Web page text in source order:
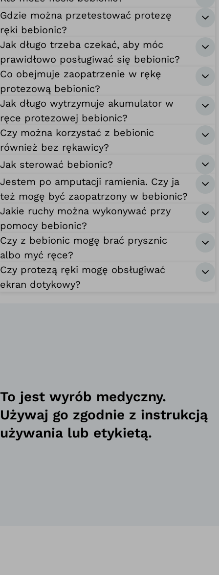
Gdzie można przetestować protezę
ręki bebionic?
Jak długo trzeba czekać, aby móc
prawidłowo posługiwać się bebionic?
Co obejmuje zaopatrzenie w rękę
protezową bebionic?
Jak długo wytrzymuje akumulator w
ręce protezowej bebionic?
Czy można korzystać z bebionic
również bez rękawicy?
Jak sterować bebionic?
Jestem po amputacji ramienia. Czy ja
też mogę być zaopatrzony w bebionic?
Jakie ruchy można wykonywać przy
pomocy bebionic?
Czy z bebionic mogę brać prysznic
albo myć ręce?
Czy protezą ręki mogę obsługiwać
ekran dotykowy?
To jest wyrób medyczny.
Używaj go zgodnie z instrukcją
używania lub etykietą.